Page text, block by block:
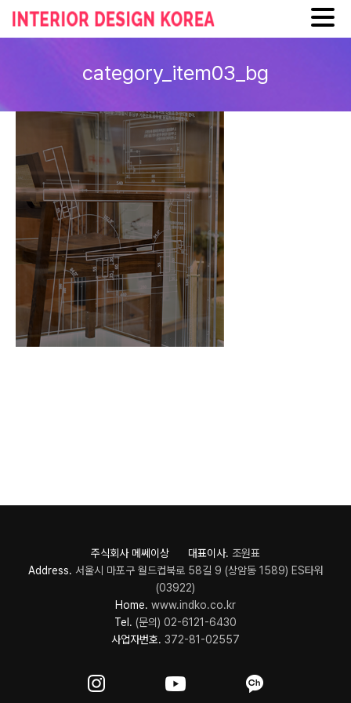
Skip
category_item03_bg
주식회사 메쎄이상 대표이사. 조원표
Address. 서울시 마포구 월드컵북로 58길 9 (상암동 1589) ES타워
(03922)
Home. www.indko.co.kr
Tel. (문의) 02-6121-6430
사업자번호. 372-81-02557